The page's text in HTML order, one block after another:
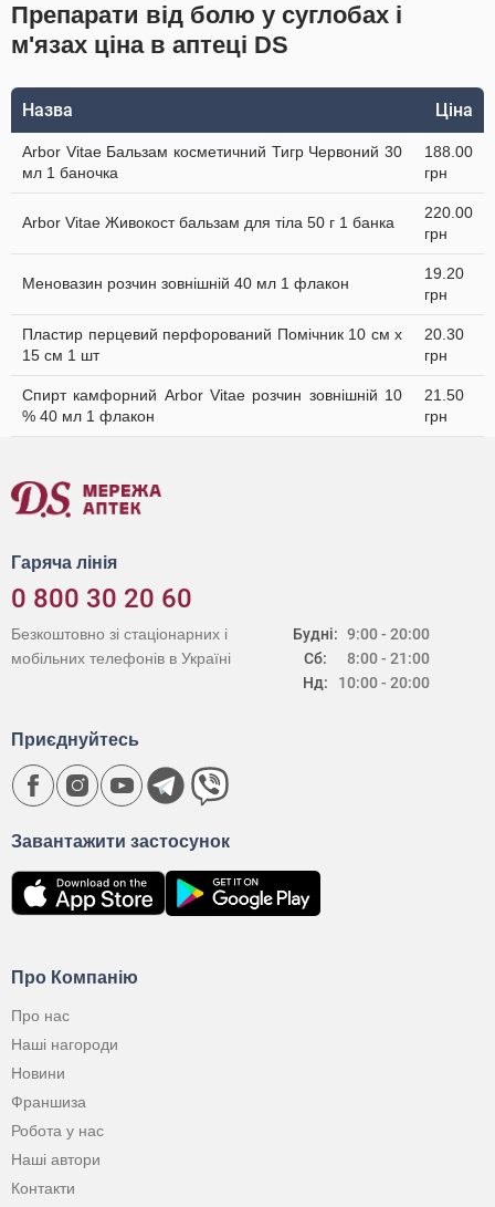
Препарати від болю у суглобах і
м'язах ціна в аптеці DS
Назва Ціна
Arbor Vitae Бальзам косметичний Тигр Червоний 30
мл 1 баночка
188.00
грн
Arbor Vitae Живокост бальзам для тіла 50 г 1 банка
220.00
грн
Меновазин розчин зовнішній 40 мл 1 флакон
19.20
грн
Пластир перцевий перфорований Помічник 10 см х
15 см 1 шт
20.30
грн
Спирт камфорний Arbor Vitae розчин зовнішній 10
% 40 мл 1 флакон
21.50
грн
Гаряча лінія
0 800 30 20 60
Будні:
Сб:
Нд:
9:00 - 20:00
8:00 - 21:00
10:00 - 20:00
Безкоштовно зі стаціонарних і
мобільних телефонів в Україні
Про Компанію
Про нас
Наші нагороди
Новини
Франшиза
Робота у нас
Наші автори
Контакти
Завантажити застосунок
Приєднуйтесь